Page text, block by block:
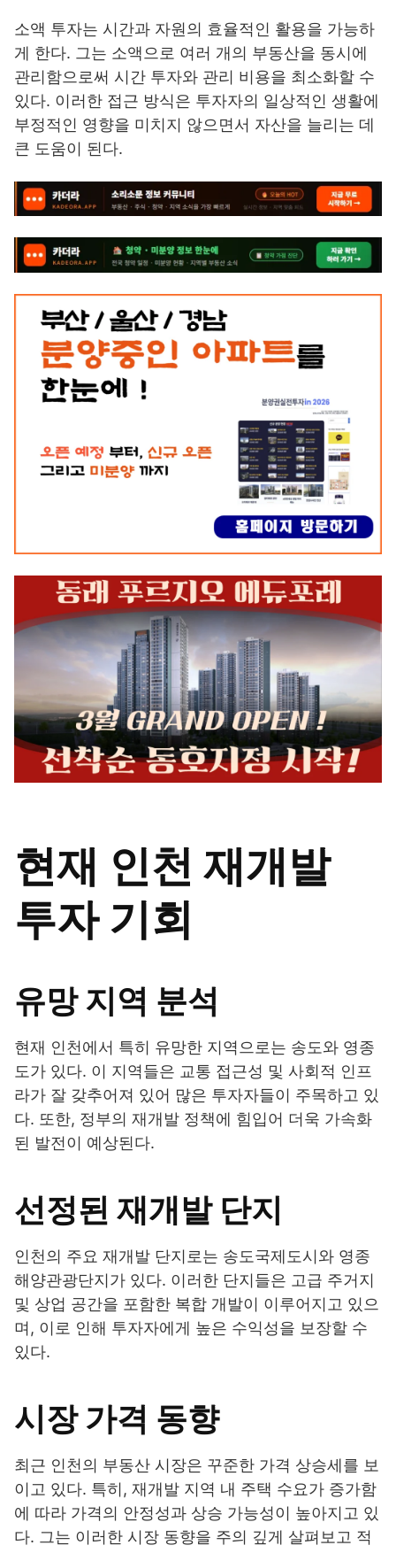
소액 투자는 시간과 자원의 효율적인 활용을 가능하
게 한다. 그는 소액으로 여러 개의 부동산을 동시에
관리함으로써 시간 투자와 관리 비용을 최소화할 수
있다. 이러한 접근 방식은 투자자의 일상적인 생활에
부정적인 영향을 미치지 않으면서 자산을 늘리는 데
큰 도움이 된다.
현재 인천 재개발
투자 기회
유망 지역 분석
현재 인천에서 특히 유망한 지역으로는 송도와 영종
도가 있다. 이 지역들은 교통 접근성 및 사회적 인프
라가 잘 갖추어져 있어 많은 투자자들이 주목하고 있
다. 또한, 정부의 재개발 정책에 힘입어 더욱 가속화
된 발전이 예상된다.
선정된 재개발 단지
인천의 주요 재개발 단지로는 송도국제도시와 영종
해양관광단지가 있다. 이러한 단지들은 고급 주거지
및 상업 공간을 포함한 복합 개발이 이루어지고 있으
며, 이로 인해 투자자에게 높은 수익성을 보장할 수
있다.
시장 가격 동향
최근 인천의 부동산 시장은 꾸준한 가격 상승세를 보
이고 있다. 특히, 재개발 지역 내 주택 수요가 증가함
에 따라 가격의 안정성과 상승 가능성이 높아지고 있
다. 그는 이러한 시장 동향을 주의 깊게 살펴보고 적